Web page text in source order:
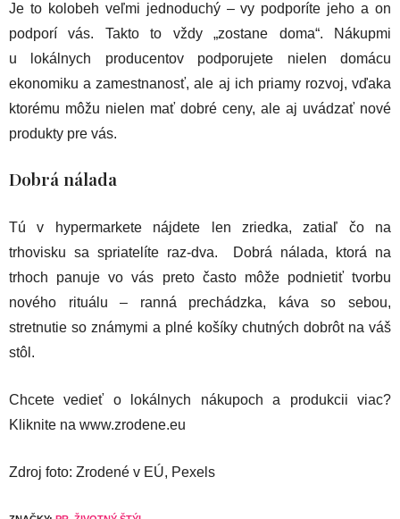
Je to kolobeh veľmi jednoduchý – vy podporíte jeho a on
podporí vás. Takto to vždy „zostane doma“. Nákupmi
u lokálnych producentov podporujete nielen domácu
ekonomiku a zamestnanosť, ale aj ich priamy rozvoj, vďaka
ktorému môžu nielen mať dobré ceny, ale aj uvádzať nové
produkty pre vás.
Dobrá nálada
Tú v hypermarkete nájdete len zriedka, zatiaľ čo na
trhovisku sa spriatelíte raz-dva. Dobrá nálada, ktorá na
trhoch panuje vo vás preto často môže podnietiť tvorbu
nového rituálu – ranná prechádzka, káva so sebou,
stretnutie so známymi a plné košíky chutných dobrôt na váš
stôl.
Chcete vedieť o lokálnych nákupoch a produkcii viac?
Kliknite na www.zrodene.eu
Zdroj foto: Zrodené v EÚ, Pexels